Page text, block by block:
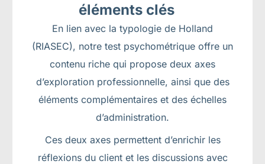
éléments clés
En lien avec la typologie de Holland
(RIASEC), notre test psychométrique offre un
contenu riche qui propose deux axes
d’exploration professionnelle, ainsi que des
éléments complémentaires et des échelles
d’administration.
Ces deux axes permettent d’enrichir les
réflexions du client et les discussions avec